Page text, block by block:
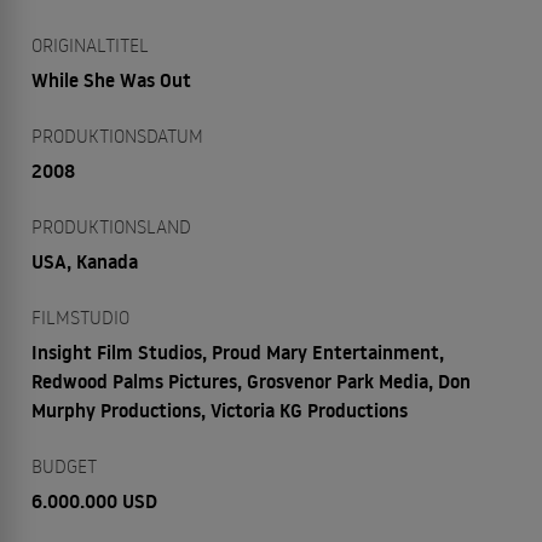
ORIGINALTITEL
While She Was Out
PRODUKTIONSDATUM
2008
PRODUKTIONSLAND
USA, Kanada
FILMSTUDIO
Insight Film Studios, Proud Mary Entertainment,
Redwood Palms Pictures, Grosvenor Park Media, Don
Murphy Productions, Victoria KG Productions
BUDGET
6.000.000 USD